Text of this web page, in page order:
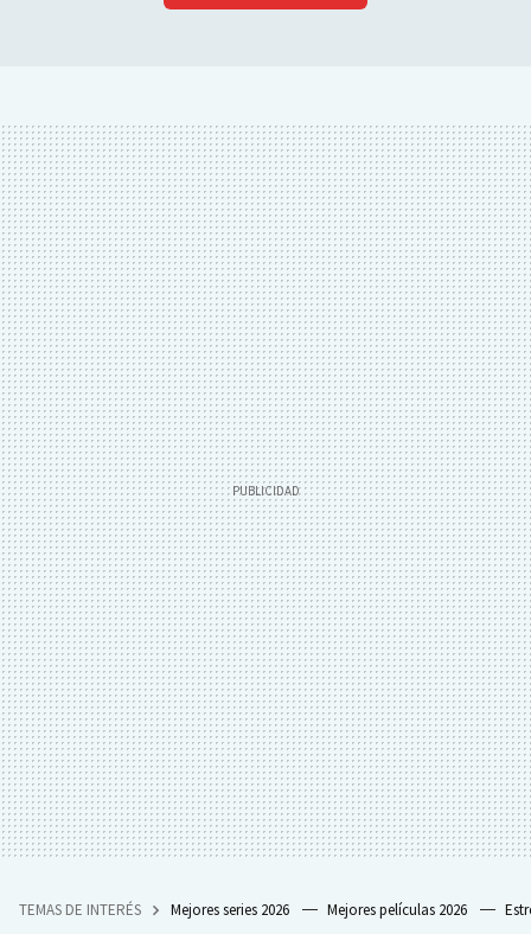
TEMAS DE INTERÉS Mejores series 2026 Mejores películas 2026